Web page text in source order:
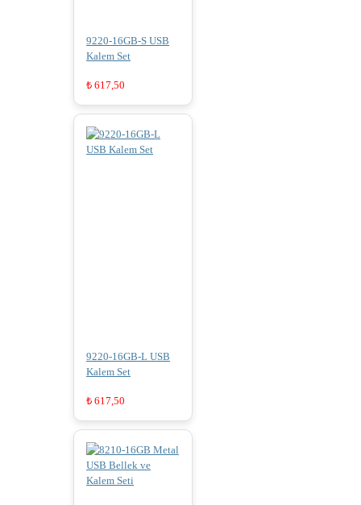
9220-16GB-S USB
Kalem Set
₺ 617,50
9220-16GB-L USB
Kalem Set
₺ 617,50